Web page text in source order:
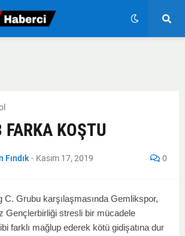
KOŞTU
Fındık - Kasım 17, 2019 0
C. Grubu karşılaşmasında Gemlikspor,
Gençlerbirliği stresli bir mücadele
farklı mağlup ederek kötü gidişatına dur